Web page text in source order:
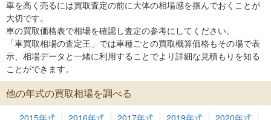
車を高く売るには買取査定の前に大体の相場感を掴んでおくことが
大切です。
車の買取価格表で相場を確認し査定の参考にしてください。
「車買取相場の査定王」では車種ごとの買取概算価格もその場で表
示、相場データと一緒に利用することでより詳細な見積もりを知る
ことができます。
他の年式の買取相場を調べる
2015年式 2016年式 2017年式 2019年式
2020年式